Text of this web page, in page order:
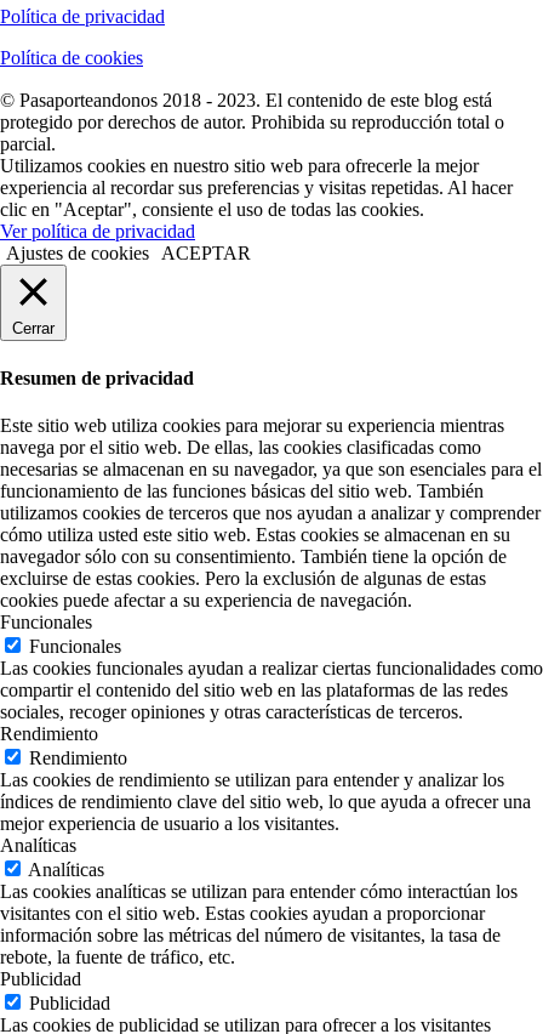
Política de privacidad
Política de cookies
© Pasaporteandonos 2018 - 2023. El contenido de este blog está
protegido por derechos de autor. Prohibida su reproducción total o
parcial.
Utilizamos cookies en nuestro sitio web para ofrecerle la mejor
experiencia al recordar sus preferencias y visitas repetidas. Al hacer
clic en "Aceptar", consiente el uso de todas las cookies.
Ver política de privacidad
Ajustes de cookies
ACEPTAR
Cerrar
Resumen de privacidad
Este sitio web utiliza cookies para mejorar su experiencia mientras
navega por el sitio web. De ellas, las cookies clasificadas como
necesarias se almacenan en su navegador, ya que son esenciales para el
funcionamiento de las funciones básicas del sitio web. También
utilizamos cookies de terceros que nos ayudan a analizar y comprender
cómo utiliza usted este sitio web. Estas cookies se almacenan en su
navegador sólo con su consentimiento. También tiene la opción de
excluirse de estas cookies. Pero la exclusión de algunas de estas
cookies puede afectar a su experiencia de navegación.
Funcionales
Funcionales
Las cookies funcionales ayudan a realizar ciertas funcionalidades como
compartir el contenido del sitio web en las plataformas de las redes
sociales, recoger opiniones y otras características de terceros.
Rendimiento
Rendimiento
Las cookies de rendimiento se utilizan para entender y analizar los
índices de rendimiento clave del sitio web, lo que ayuda a ofrecer una
mejor experiencia de usuario a los visitantes.
Analíticas
Analíticas
Las cookies analíticas se utilizan para entender cómo interactúan los
visitantes con el sitio web. Estas cookies ayudan a proporcionar
información sobre las métricas del número de visitantes, la tasa de
rebote, la fuente de tráfico, etc.
Publicidad
Publicidad
Las cookies de publicidad se utilizan para ofrecer a los visitantes